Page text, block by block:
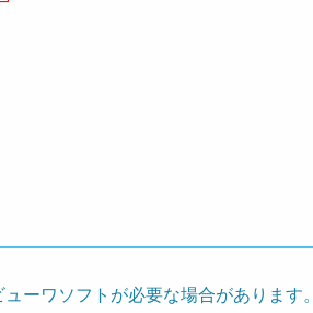
ーワソフトが必要な場合があります。